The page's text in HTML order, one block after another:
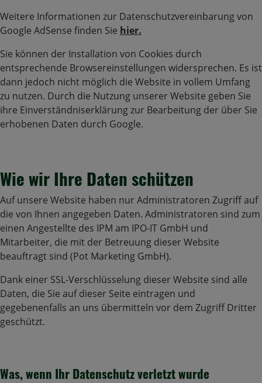
Weitere Informationen zur Datenschutzvereinbarung von
Google AdSense finden Sie hier.
Sie können der Installation von Cookies durch
entsprechende Browsereinstellungen widersprechen. Es ist
dann jedoch nicht möglich die Website in vollem Umfang
zu nutzen. Durch die Nutzung unserer Website geben Sie
ihre Einverständniserklärung zur Bearbeitung der über Sie
erhobenen Daten durch Google.
Wie wir Ihre Daten schützen
Auf unsere Website haben nur Administratoren Zugriff auf
die von Ihnen angegeben Daten. Administratoren sind zum
einen Angestellte des IPM am IPO-IT GmbH und
Mitarbeiter, die mit der Betreuung dieser Website
beauftragt sind (Pot Marketing GmbH).
Dank einer SSL-Verschlüsselung dieser Website sind alle
Daten, die Sie auf dieser Seite eintragen und
gegebenenfalls an uns übermitteln vor dem Zugriff Dritter
geschützt.
Was, wenn Ihr Datenschutz verletzt wurde